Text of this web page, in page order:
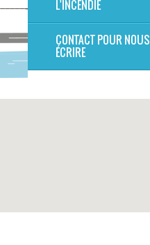
L'INCENDIE
CONTACT POUR NOUS
ÉCRIRE